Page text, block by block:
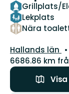
Grillplats/
Lekplats
Nära
Län:
Hallands län
6686.86 km